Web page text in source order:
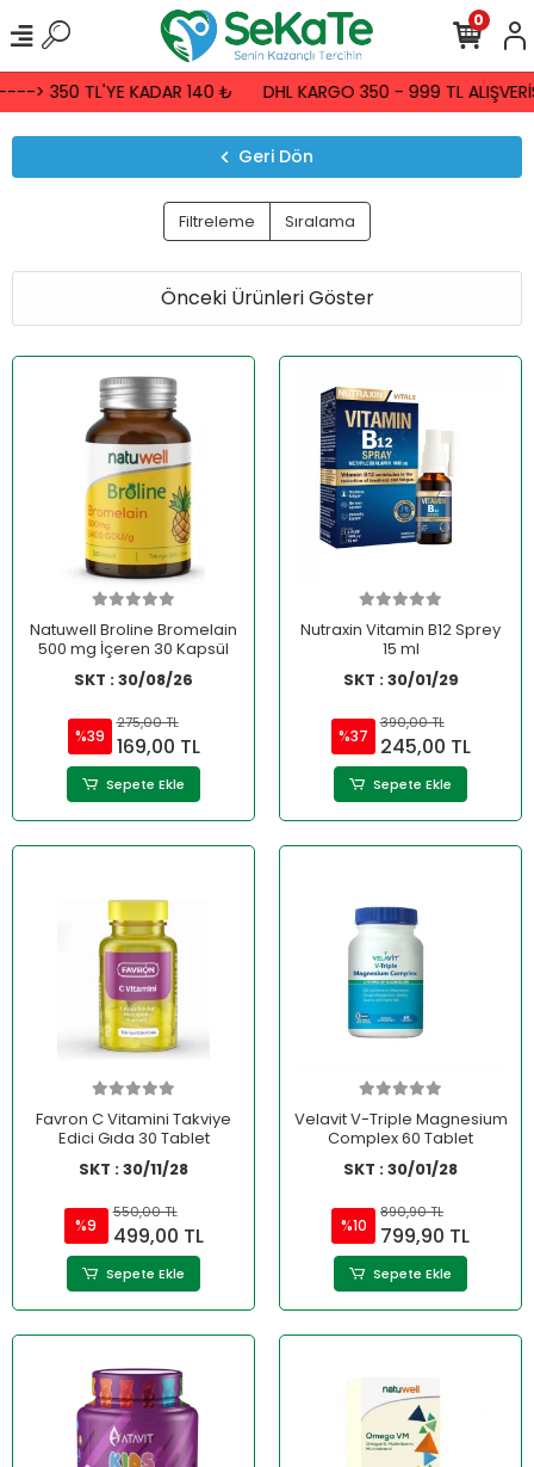
350 TL'YE KADAR 140 ₺ DHL KARGO 350 - 999 TL ALIŞVERİŞE
0
Geri Dön
Filtreleme Sıralama
Önceki Ürünleri Göster
Natuwell Broline Bromelain
500 mg İçeren 30 Kapsül
SKT : 30/08/26
%39
275,00 TL
169,00 TL
Sepete Ekle
Nutraxin Vitamin B12 Sprey
15 ml
SKT : 30/01/29
%37
390,00 TL
245,00 TL
Sepete Ekle
Favron C Vitamini Takviye
Edici Gıda 30 Tablet
SKT : 30/11/28
%9
550,00 TL
499,00 TL
Sepete Ekle
Velavit V-Triple Magnesium
Complex 60 Tablet
SKT : 30/01/28
%10
890,90 TL
799,90 TL
Sepete Ekle